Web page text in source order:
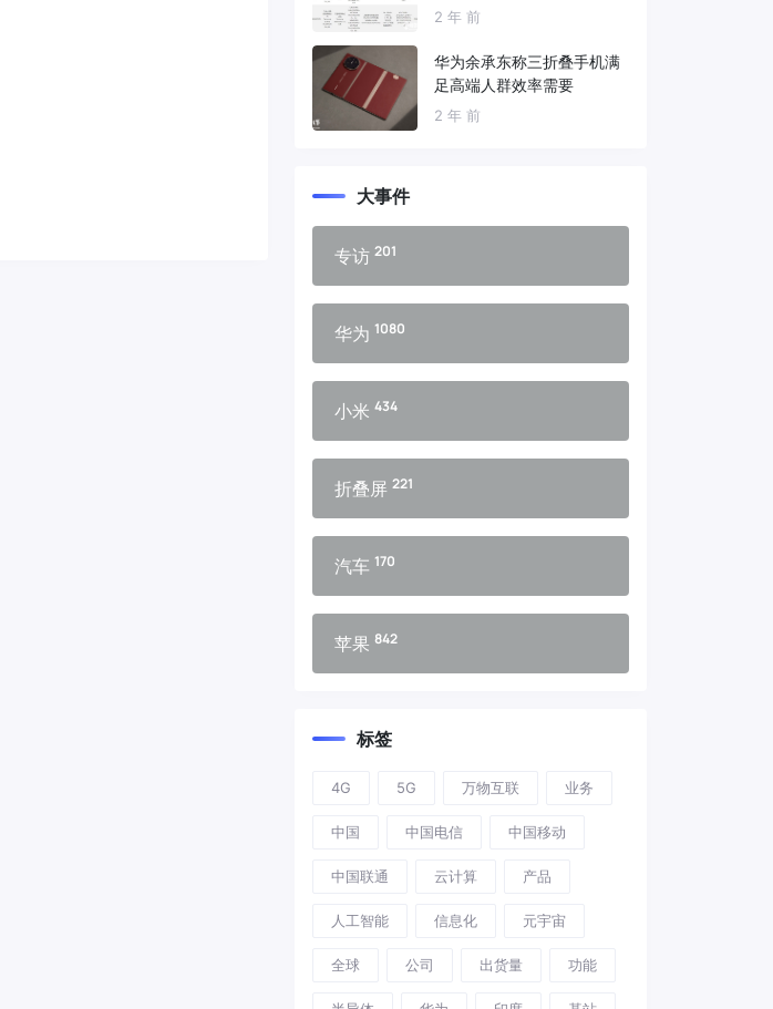
2 年 前
华为余承东称三折叠手机满
足高端人群效率需要
2 年 前
大事件
专访 201
华为 1080
小米 434
折叠屏 221
汽车 170
苹果 842
标签
4G 5G 万物互联 业务
中国 中国电信 中国移动
中国联通 云计算 产品
人工智能 信息化 元宇宙
全球 公司 出货量 功能